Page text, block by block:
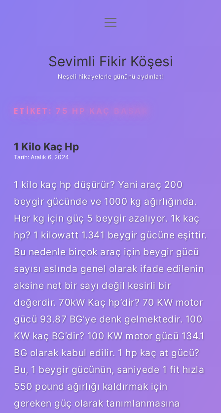
Anasayfa
Yasal Uyarı
menüyü
Sevimli Fikir Köşesi
Neşeli hikayelerle gününü aydınlat!
ETIKET: 75 HP KAÇ BASAR
1 Kilo Kaç Hp
Tarih: Aralık 6, 2024
1 kilo kaç hp düşürür? Yani araç 200
beygir gücünde ve 1000 kg ağırlığında.
Her kg için güç 5 beygir azalıyor. 1k kaç
hp? 1 kilowatt 1.341 beygir gücüne eşittir.
Bu nedenle birçok araç için beygir gücü
sayısı aslında genel olarak ifade edilenin
aksine net bir sayı değil kesirli bir
değerdir. 70kW Kaç hp’dir? 70 KW motor
gücü 93.87 BG’ye denk gelmektedir. 100
KW kaç BG’dir? 100 KW motor gücü 134.1
BG olarak kabul edilir. 1 hp kaç at gücü?
Bu, 1 beygir gücünün, saniyede 1 fit hızla
550 pound ağırlığı kaldırmak için
gereken güç olarak tanımlanmasına